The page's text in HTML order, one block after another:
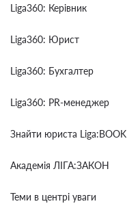
Liga360: Керівник
Liga360: Юрист
Liga360: Бухгалтер
Liga360: PR-менеджер
Знайти юриста Liga:BOOK
Академія ЛІГА:ЗАКОН
Теми в центрі уваги